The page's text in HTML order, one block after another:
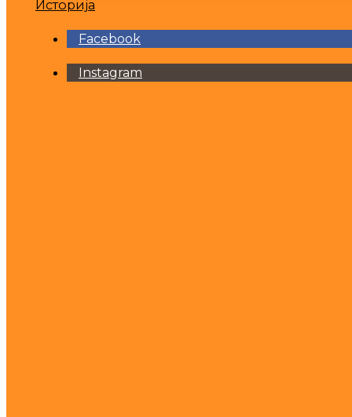
Историја
Facebook
Instagram